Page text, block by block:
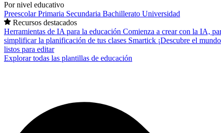
Por nivel educativo
PreescolarPrimaria Secundaria Bachillerato Universidad
Recursos destacados
Herramientas de IA para la educación Comienza a crear con la IA,
simplificar la planificación de tus clases Smartick ¡Descubre el
listos para editar
Explorar todas las plantillas de educación